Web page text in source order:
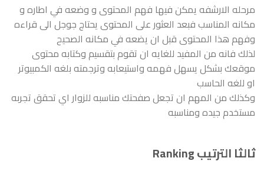
مرحله الارشفه يمكن فيها فهم المحتوى و وضعه في اطاره و
مكانه المناسب فبعد العثور على المحتوى يحتاج جوجل الى قراءه
وفهم هذا المحتوى قبل ان يضعه في مكانه الصحيح
لذلك فانه من المفيد للغايه ان تقوم بتقسيم وكتابه محتوى
موقعك بشكل يسهل فهمه واستيعابه وترجمته بلغه الكمبيوتر
او للغه الحاسب
وكذلك من المهم ان تجعل صفحتك مناسبه للزوار اي تحقق تجربه
مستخدم جيده ومناسبه
ثالثا الترتيب Ranking